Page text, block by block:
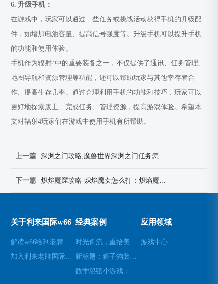
6. 升级手机：
在游戏中，玩家可以通过一些任务或挑战活动获得手机的升级配
件，如增加电池容量、提高信号强度等。升级手机可以提升手机
的功能和使用体验。
手机作为辐射4中的重要装备之一，不仅提供了通讯、任务管理、
地图导航和资源管理等功能，还可以帮助玩家与其他幸存者合
作、提高生存几率。通过合理利用手机的功能和技巧，玩家可以
更好地探索废土、完成任务、管理资源，提高游戏体验。希望本
文对辐射4玩家们在游戏中使用手机有所帮助。
上一篇
下一篇
关于利来国际w66
解读w66给利老牌
经典案例 应用领域
游戏中心